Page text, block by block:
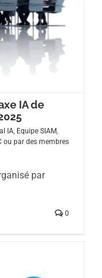
IA de
IA, Equipe SIAM,
ou par des membres
par
0